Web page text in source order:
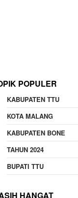
POPULER
KABUPATEN TTU
KOTA MALANG
KABUPATEN BONE
TAHUN 2024
BUPATI TTU
HANGAT